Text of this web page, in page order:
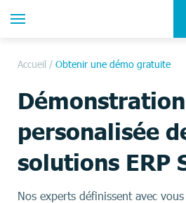
Accueil / Obtenir une démo gratuite
Démonstration
personalisée
solutions ERP
Nos experts définissent avec